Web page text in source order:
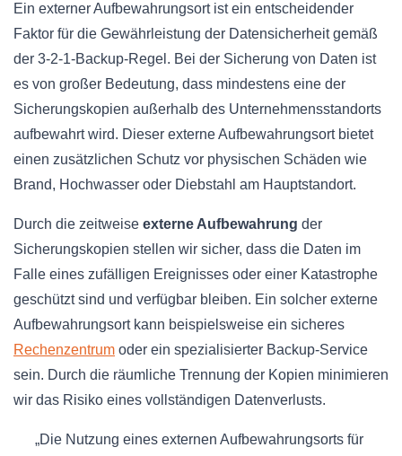
Ein externer Aufbewahrungsort ist ein entscheidender
Faktor für die Gewährleistung der Datensicherheit gemäß
der 3-2-1-Backup-Regel. Bei der Sicherung von Daten ist
es von großer Bedeutung, dass mindestens eine der
Sicherungskopien außerhalb des Unternehmensstandorts
aufbewahrt wird. Dieser externe Aufbewahrungsort bietet
einen zusätzlichen Schutz vor physischen Schäden wie
Brand, Hochwasser oder Diebstahl am Hauptstandort.
Durch die zeitweise externe Aufbewahrung der
Sicherungskopien stellen wir sicher, dass die Daten im
Falle eines zufälligen Ereignisses oder einer Katastrophe
geschützt sind und verfügbar bleiben. Ein solcher externe
Aufbewahrungsort kann beispielsweise ein sicheres
Rechenzentrum oder ein spezialisierter Backup-Service
sein. Durch die räumliche Trennung der Kopien minimieren
wir das Risiko eines vollständigen Datenverlusts.
„Die Nutzung eines externen Aufbewahrungsorts für